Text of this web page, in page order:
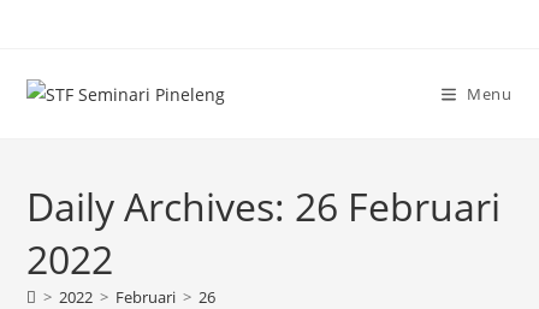
content
Menu
Daily Archives: 26 Februari
2022
> 2022 > Februari > 26